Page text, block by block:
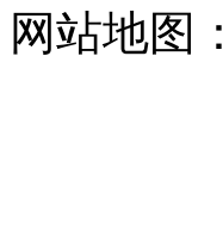
网站地图：